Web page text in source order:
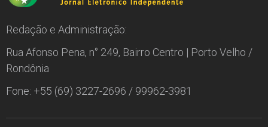
Redação e Administração:
Rua Afonso Pena, n° 249, Bairro Centro | Porto Velho /
Rondônia
Fone: +55 (69) 3227-2696 / 99962-3981